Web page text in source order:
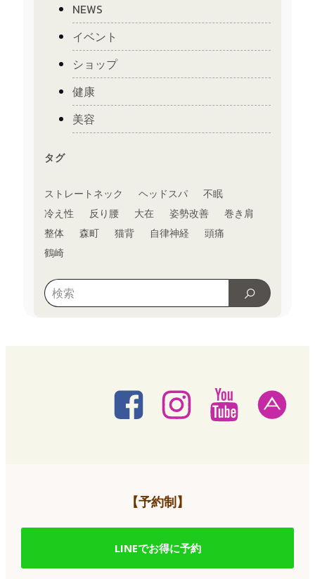
NEWS
イベント
ショップ
健康
美容
タグ
ストレートネック ヘッドスパ
不眠
冷え性
反り腰 大在 姿勢改善
巻き肩
整体
森町 猫背 自律神経
頭痛
鶴崎
【予約制】
LINEでお得に予約